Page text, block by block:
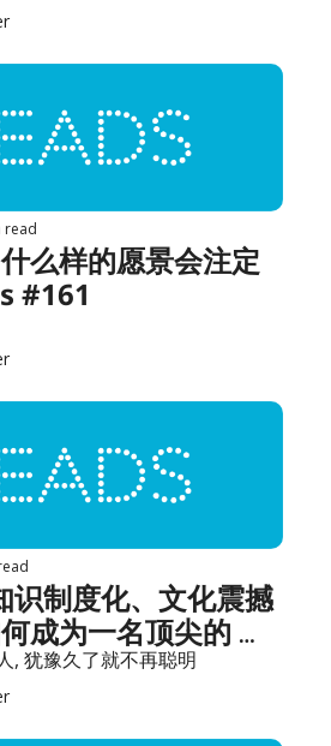
read
么样的愿景会注定
#161
识制度化、文化震撼
成为一名顶尖的
#160
, 犹豫久了就不再聪明